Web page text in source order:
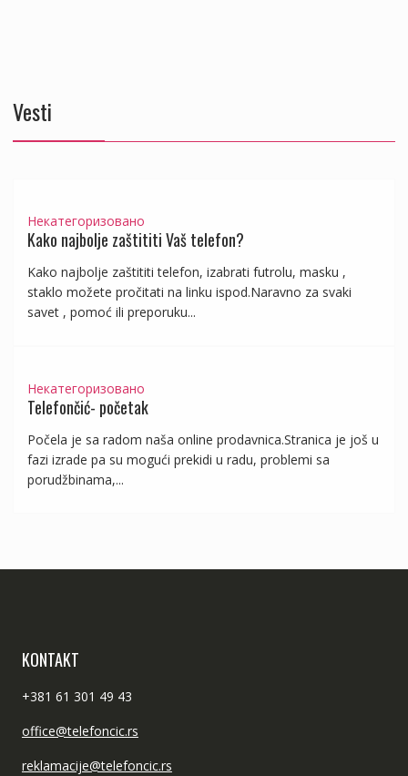
Vesti
Некатегоризовано
Kako najbolje zaštititi Vaš telefon?
Kako najbolje zaštititi telefon, izabrati futrolu, masku ,
staklo možete pročitati na linku ispod.Naravno za svaki
savet , pomoć ili preporuku...
Некатегоризовано
Telefončić- početak
Počela je sa radom naša online prodavnica.Stranica je još u
fazi izrade pa su mogući prekidi u radu, problemi sa
porudžbinama,...
KONTAKT
+381 61 301 49 43
office@telefoncic.rs
reklamacije@telefoncic.rs